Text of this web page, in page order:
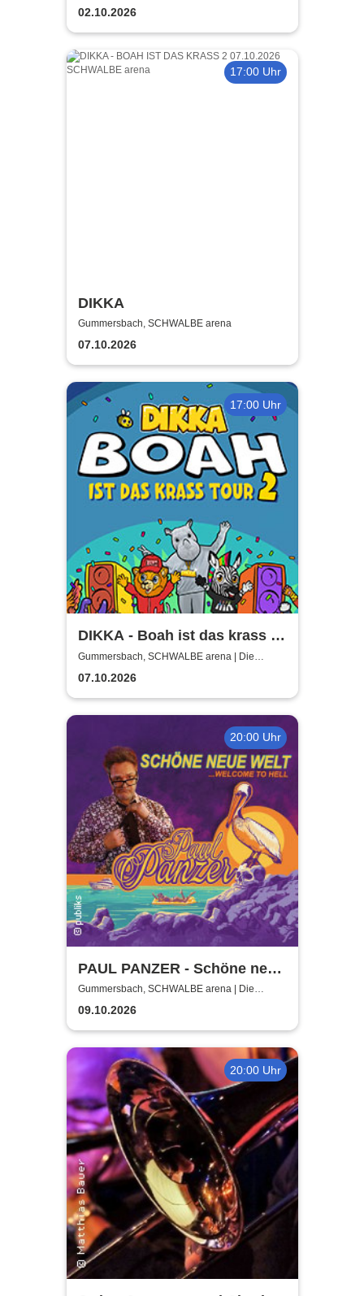
02.10.2026
17:00 Uhr
DIKKA
Gummersbach, SCHWALBE arena
07.10.2026
17:00 Uhr
DIKKA - Boah ist das krass -
Tour 2026
Gummersbach, SCHWALBE arena | Die
Schwalbe Arena Gummersbach
07.10.2026
20:00 Uhr
PAUL PANZER - Schöne neue
Welt - welcome to hell
Gummersbach, SCHWALBE arena | Die
Schwalbe Arena Gummersbach
09.10.2026
20:00 Uhr